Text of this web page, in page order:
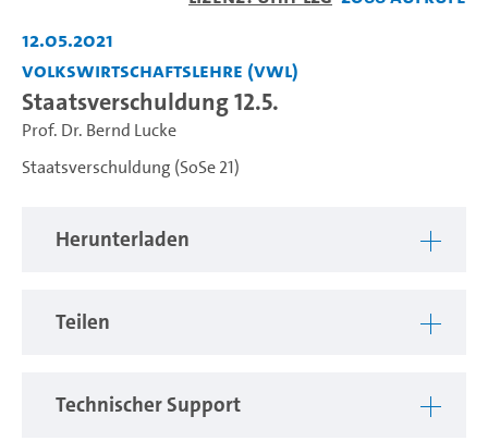
12.05.2021
Volkswirtschaftslehre (VWL)
Staatsverschuldung 12.5.
Prof. Dr. Bernd Lucke
Staatsverschuldung (SoSe 21)
Herunterladen
Teilen
Technischer Support